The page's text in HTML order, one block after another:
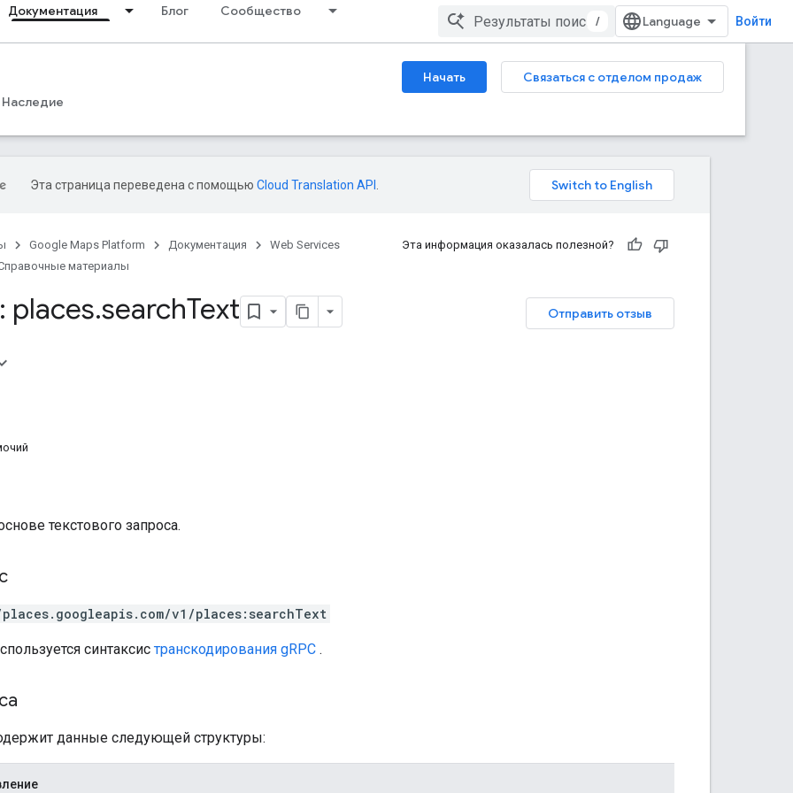
Документация Блог Сообщество
/ Войти
Начать
Связаться с отделом продаж
Наследие
Эта страница переведена с помощью Cloud Translation API
Google Maps Platform Документация
Web Services
материалы
Эта информация оказалась полезной?
Отправить отзыв
places.searchText
текстового запроса.
places.googleapis.com/v1/places:searchText
синтаксис транскодирования gRPC .
данные следующей структуры: